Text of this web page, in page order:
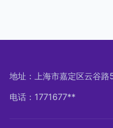
地址：上海市嘉定区云谷
电话：1771677**